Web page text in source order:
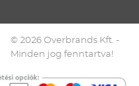
© 2026 Overbrands Kft. -
Minden jog fenntartva!